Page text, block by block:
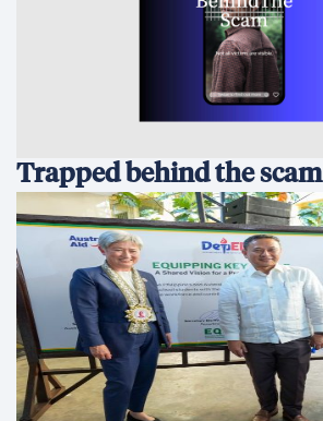
Trapped behind the scam